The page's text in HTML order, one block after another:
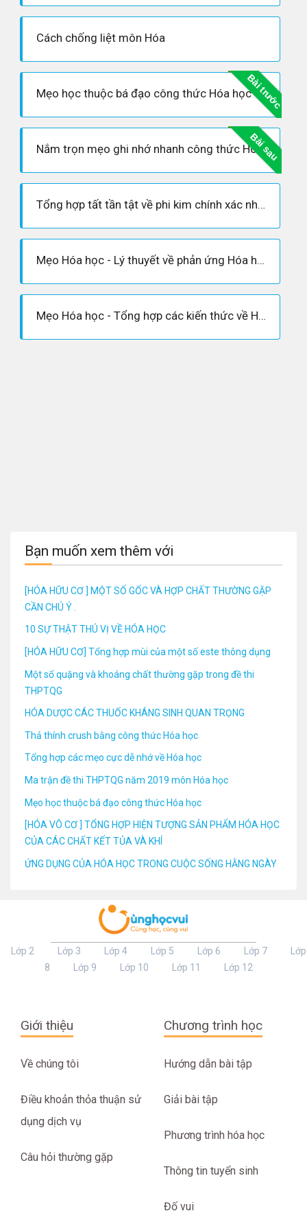
Cách chống liệt môn Hóa
Bài trước
Mẹo học thuộc bá đạo công thức Hóa học
Bài sau
Nắm trọn mẹo ghi nhớ nhanh công thức Hóa học chuẩn nhất
Tổng hợp tất tần tật về phi kim chính xác nhất
Mẹo Hóa học - Lý thuyết về phản ứng Hóa hợp lớp 8
Mẹo Hóa học - Tổng hợp các kiến thức về Hóa hữu cơ cần biết
Bạn muốn xem thêm với
[HÓA HỮU CƠ ] MỘT SỐ GỐC VÀ HỢP CHẤT THƯỜNG GẶP
CẦN CHÚ Ý .
10 SỰ THẬT THÚ VỊ VỀ HÓA HỌC
[HÓA HỮU CƠ] Tổng hợp mùi của một số este thông dụng
Một số quặng và khoáng chất thường gặp trong đề thi
THPTQG
HÓA DƯỢC CÁC THUỐC KHÁNG SINH QUAN TRỌNG
Thả thính crush bằng công thức Hóa học
Tổng hợp các mẹo cực dễ nhớ về Hóa học
Ma trận đề thi THPTQG năm 2019 môn Hóa học
Mẹo học thuộc bá đạo công thức Hóa học
[HÓA VÔ CƠ ] TỔNG HỢP HIỆN TƯỢNG SẢN PHẨM HÓA HỌC
CỦA CÁC CHẤT KẾT TỦA VÀ KHÍ
ỨNG DỤNG CỦA HÓA HỌC TRONG CUỘC SỐNG HẰNG NGÀY
Lớp 2 Lớp 3 Lớp 4 Lớp 5 Lớp 6 Lớp 7
Lớp
8
Lớp 9 Lớp 10 Lớp 11 Lớp 12
Giới thiệu
Về chúng tôi
Điều khoản thỏa thuận sử
dụng dịch vụ
Câu hỏi thường gặp
Chương trình học
Hướng dẫn bài tập
Giải bài tập
Phương trình hóa học
Thông tin tuyển sinh
Đố vui